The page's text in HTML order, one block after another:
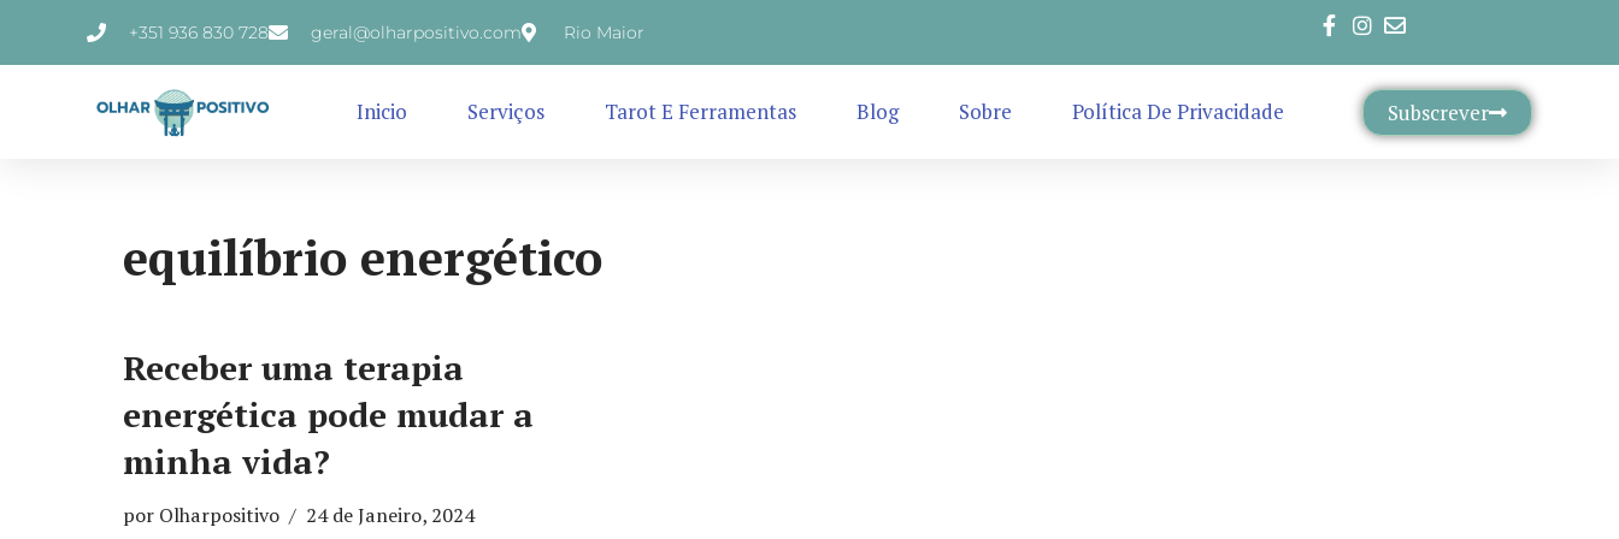
Avançar
+351 936 830 728 geral@olharpositivo.com Rio Maior
Inicio Serviços Tarot E Ferramentas Blog Sobre Política De Privacidade Subscrever
equilíbrio energético
Receber uma terapia
energética pode mudar a
minha vida?
por Olharpositivo 24 de Janeiro, 2024